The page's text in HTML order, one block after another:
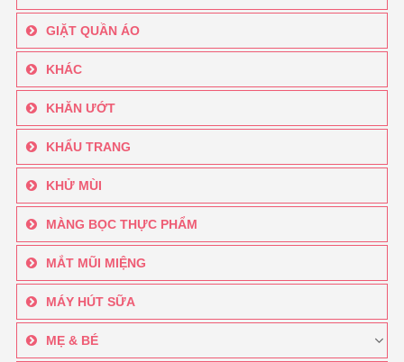
GIẶT QUẦN ÁO
KHÁC
KHĂN ƯỚT
KHẨU TRANG
KHỬ MÙI
MÀNG BỌC THỰC PHẨM
MẮT MŨI MIỆNG
MÁY HÚT SỮA
MẸ & BÉ